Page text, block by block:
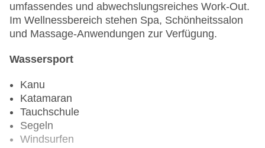
umfassendes und abwechslungsreiches Work-Out.
Im Wellnessbereich stehen Spa, Schönheitssalon
und Massage-Anwendungen zur Verfügung.
Wassersport
Kanu
Katamaran
Tauchschule
Segeln
Windsurfen